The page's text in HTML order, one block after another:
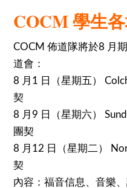
COCM 學生
COCM 佈道隊將於8 月
道會：
8 月1 日（星期五）
契
8 月9 日（星期六）
團契
8 月12 日（星期二）
契
內容：福音信息、音樂